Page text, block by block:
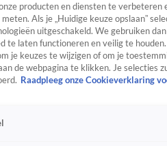
producten en diensten te verbeteren
Als je „Huidige keuze opslaan”
uitgeschakeld. We gebruiken
te laten functioneren en veilig te
je keuzes te wijzigen of om je
de webpagina te klikken. Je selecties
Raadpleeg onze Cookieverklaring